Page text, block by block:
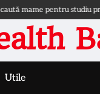
pentru studiu
Utile